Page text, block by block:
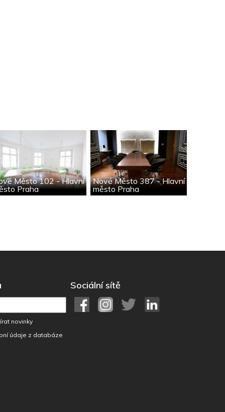
Město 102 - Hlavní
Praha
Nové Město 387 - Hlavní
město Praha
novinky
údaje z databáze
Sociální sítě